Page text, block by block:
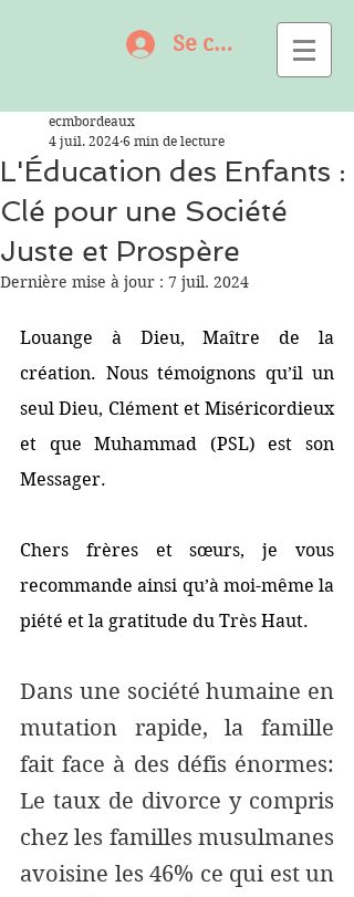
Se connecter
L'Éducation des Enfants :
Clé pour une Société
Juste et Prospère
ecmbordeaux
4 juil. 2024 6 min de lecture
Dernière mise à jour : 7 juil. 2024
Louange à Dieu, Maître de la
création. Nous témoignons qu’il un
seul Dieu, Clément et Miséricordieux
et que Muhammad (PSL) est son
Messager.
Chers frères et sœurs, je vous
recommande ainsi qu’à moi-même la
piété et la gratitude du Très Haut.
Dans une société humaine en
mutation rapide, la famille
fait face à des défis énormes:
Le taux de divorce y compris
chez les familles musulmanes
avoisine les 46% ce qui est un